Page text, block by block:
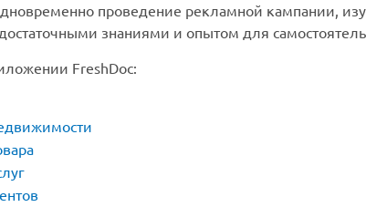
проведение рекламной кампании,
знаниями и опытом для
FreshDoc: